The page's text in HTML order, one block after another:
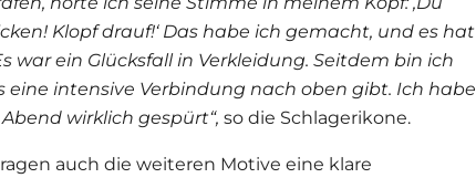
Klopf drauf!‘ Das habe ich gemacht, und es hat
war ein Glücksfall in Verkleidung. Seitdem bin ich
eine intensive Verbindung nach oben gibt. Ich habe
wirklich gespürt“, so die Schlagerikone.
auch die weiteren Motive eine klare